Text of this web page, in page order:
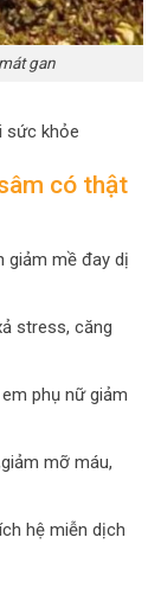
gan
sức khỏe
có thật
giảm mề đay dị
stress, căng
phụ nữ giảm
mỡ máu,
hệ miễn dịch